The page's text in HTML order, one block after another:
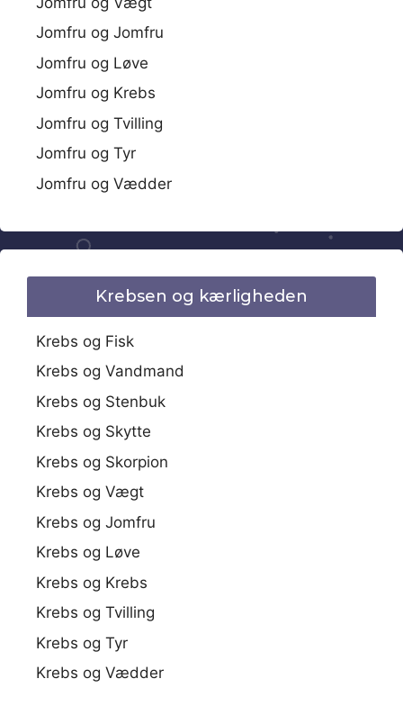
Jomfru og Jomfru
Jomfru og Løve
Jomfru og Krebs
Jomfru og Tvilling
Jomfru og Tyr
Jomfru og Vædder
Krebsen og kærligheden
Krebs og Fisk
Krebs og Vandmand
Krebs og Stenbuk
Krebs og Skytte
Krebs og Skorpion
Krebs og Vægt
Krebs og Jomfru
Krebs og Løve
Krebs og Krebs
Krebs og Tvilling
Krebs og Tyr
Krebs og Vædder